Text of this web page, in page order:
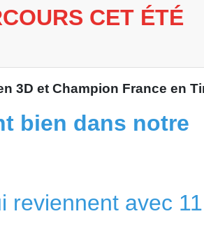
CET ÉTÉ
3D et Champion France en
bien dans notre
reviennent avec 11